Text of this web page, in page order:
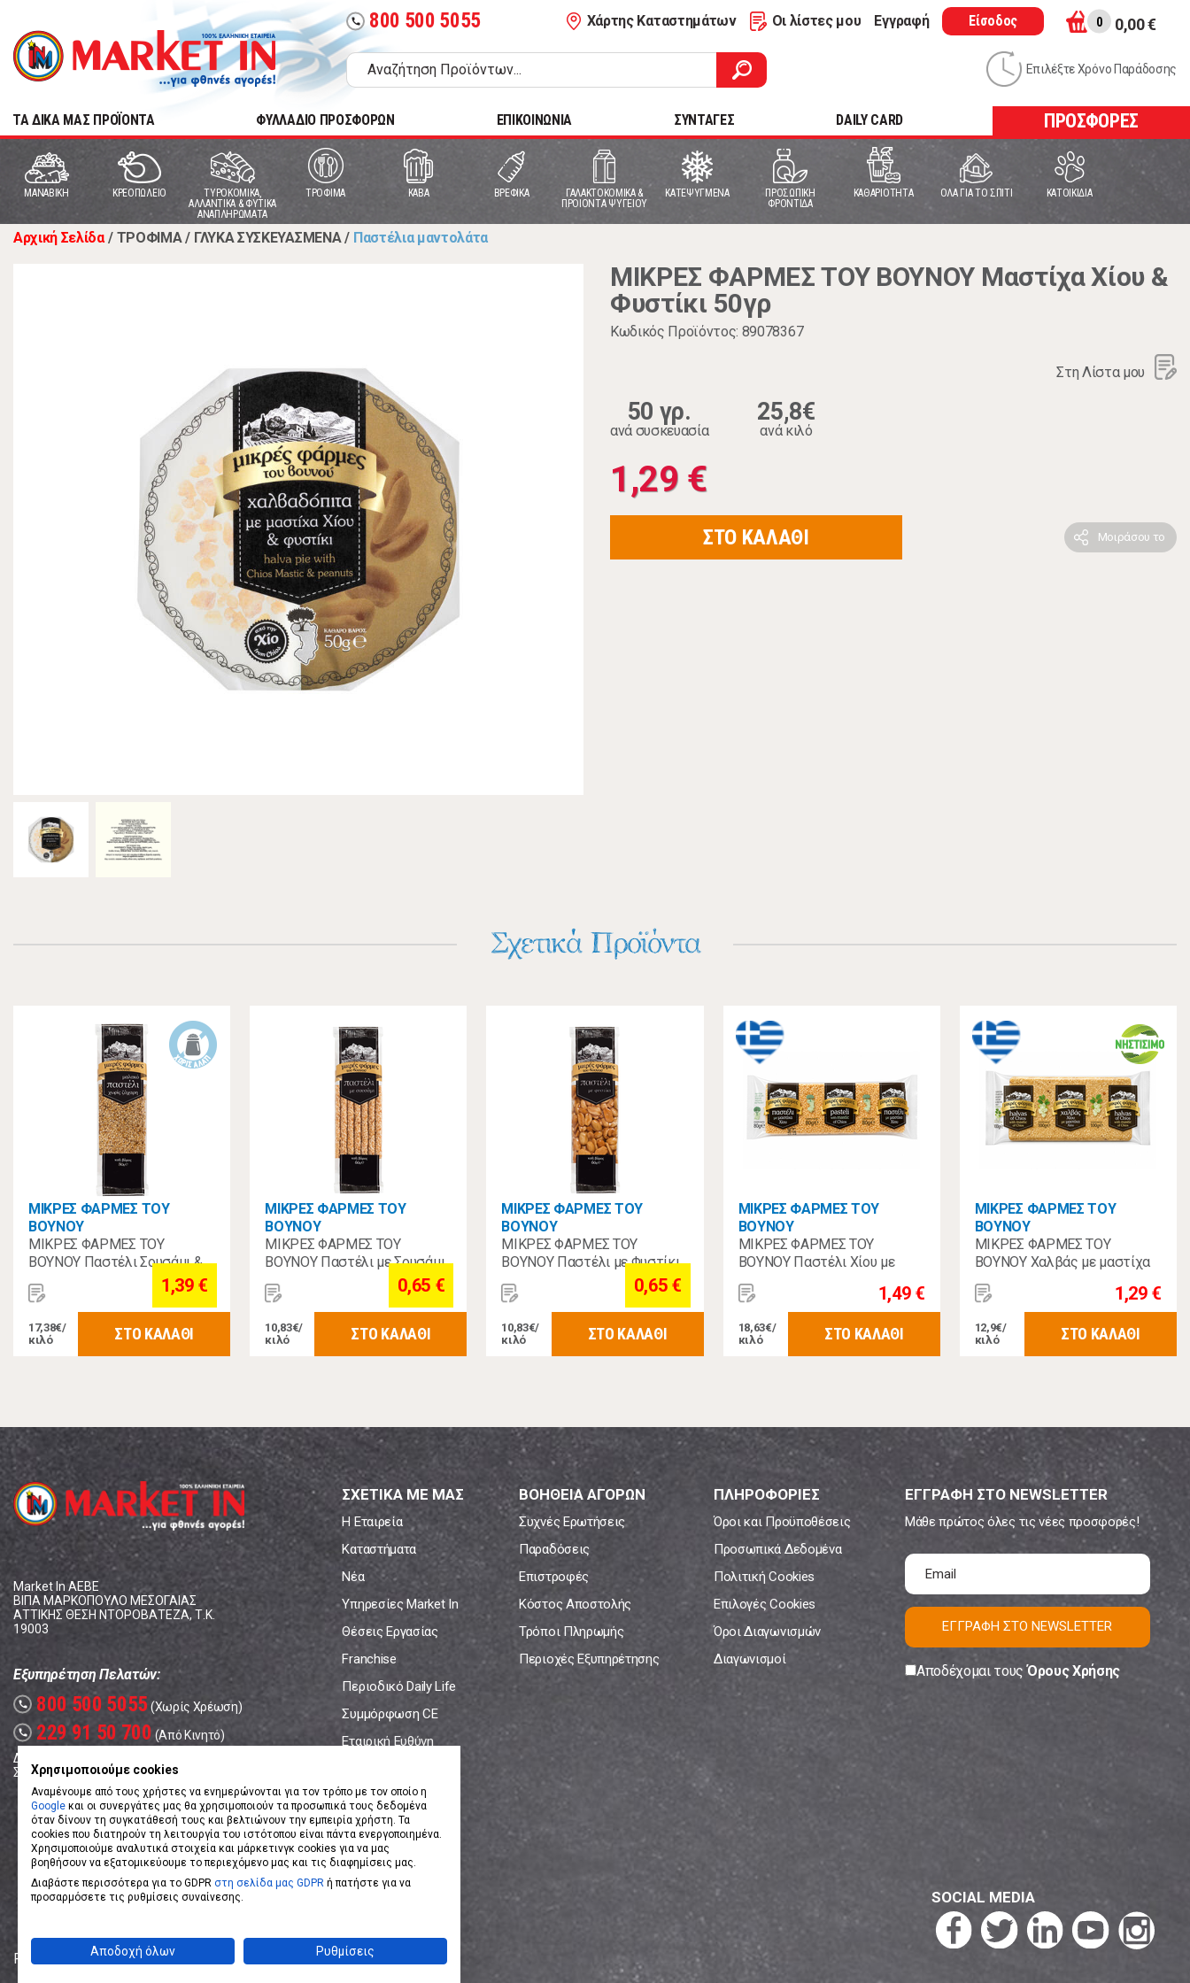
call 800 500 5055 Χάρτης Καταστημάτων Οι λίστες μου Εγγραφή Είσοδος 0 0,00 €
Επιλέξτε Χρόνο Παράδοσης
TA ΔΙΚΑ ΜΑΣ ΠΡΟΪΟΝΤΑ ΦΥΛΛΑΔΙΟ ΠΡΟΣΦΟΡΩΝ ΕΠΙΚΟΙΝΩΝΙΑ ΣΥΝΤΑΓΕΣ DAILY CARD ΠΡΟΣΦΟΡΕΣ
MANABIKH ΚΡΕΟΠΩΛΕΙΟ
ΤΥΡΟΚΟΜΙΚΑ,
ΑΛΛΑΝΤΙΚΑ & ΦΥΤΙΚΑ
ΑΝΑΠΛΗΡΩΜΑΤΑ
ΤΡΟΦΙΜΑ ΚΑΒΑ ΒΡΕΦΙΚΑ
ΓΑΛΑΚΤΟΚΟΜΙΚΑ &
ΠΡΟΙΟΝΤΑ ΨΥΓΕΙΟΥ
ΚΑΤΕΨΥΓΜΕΝΑ
ΠΡΟΣΩΠΙΚΗ
ΦΡΟΝΤΙΔΑ
ΚΑΘΑΡΙΟΤΗΤΑ ΟΛΑ ΓΙΑ ΤΟ ΣΠΙΤΙ ΚΑΤΟΙΚΙΔΙΑ
Αρχική Σελίδα / ΤΡΟΦΙΜΑ / ΓΛΥΚΑ ΣΥΣΚΕΥΑΣΜΕΝΑ / Παστέλια μαντολάτα
ΜΙΚΡΕΣ ΦΑΡΜΕΣ ΤΟΥ ΒΟΥΝΟΥ Μαστίχα Χίου &
Φυστίκι 50γρ
Κωδικός Προϊόντος: 89078367
Στη Λίστα μου
50 γρ.
ανά συσκευασία
25,8€
ανά κιλό
1,29 €
ΣΤΟ ΚΑΛΑΘΙ Μοιράσου το
Σχετικά Προϊόντα
ΜΙΚΡΕΣ ΦΑΡΜΕΣ ΤΟΥ
ΒΟΥΝΟΥ
ΜΙΚΡΕΣ ΦΑΡΜΕΣ ΤΟΥ
ΒΟΥΝΟΥ Παστέλι Σουσάμι &
Μέλι 80γρ
1,39 €
17,38€/
κιλό
ΣΤΟ ΚΑΛΑΘΙ
ΜΙΚΡΕΣ ΦΑΡΜΕΣ ΤΟΥ
ΒΟΥΝΟΥ
ΜΙΚΡΕΣ ΦΑΡΜΕΣ ΤΟΥ
ΒΟΥΝΟΥ Παστέλι με Σουσάμι
60γρ
0,65 €
10,83€/
κιλό
ΣΤΟ ΚΑΛΑΘΙ
ΜΙΚΡΕΣ ΦΑΡΜΕΣ ΤΟΥ
ΒΟΥΝΟΥ
ΜΙΚΡΕΣ ΦΑΡΜΕΣ ΤΟΥ
ΒΟΥΝΟΥ Παστέλι με Φυστίκι
60γρ
0,65 €
10,83€/
κιλό
ΣΤΟ ΚΑΛΑΘΙ
ΜΙΚΡΕΣ ΦΑΡΜΕΣ ΤΟΥ
ΒΟΥΝΟΥ
ΜΙΚΡΕΣ ΦΑΡΜΕΣ ΤΟΥ
ΒΟΥΝΟΥ Παστέλι Χίου με
Μαστίχα 80γρ.
1,49 €
18,63€/
κιλό
ΣΤΟ ΚΑΛΑΘΙ
ΜΙΚΡΕΣ ΦΑΡΜΕΣ ΤΟΥ
ΒΟΥΝΟΥ
ΜΙΚΡΕΣ ΦΑΡΜΕΣ ΤΟΥ
ΒΟΥΝΟΥ Χαλβάς με μαστίχα
Χίου 100gr
1,29 €
12,9€/
κιλό
ΣΤΟ ΚΑΛΑΘΙ
Market In ΑΕΒΕ
ΒΙΠΑ ΜΑΡΚΟΠΟΥΛΟ ΜΕΣΟΓΑΙΑΣ
ΑΤΤΙΚΗΣ ΘΕΣΗ ΝΤΟΡΟΒΑΤΕΖΑ, Τ.Κ.
19003
Εξυπηρέτηση Πελατών:
call 800 500 5055 (Χωρίς Χρέωση)
call 229 91 50 700 (Από Κινητό)
Δευτέρα - Παρασκευή: 08:00 - 17:00
Σάββατο: 08:00 – 14:00
ΣΧΕΤΙΚΑ ΜΕ ΜΑΣ
Η Εταιρεία
Καταστήματα
Νέα
Υπηρεσίες Market In
Θέσεις Εργασίας
Franchise
Περιοδικό Daily Life
Συμμόρφωση CE
Εταιρική Ευθύνη
ΒΟΗΘΕΙΑ ΑΓΟΡΩΝ
Συχνές Ερωτήσεις
Παραδόσεις
Επιστροφές
Κόστος Αποστολής
Τρόποι Πληρωμής
Περιοχές Εξυπηρέτησης
ΠΛΗΡΟΦΟΡΙΕΣ
Όροι και Προϋποθέσεις
Προσωπικά Δεδομένα
Πολιτική Cookies
Επιλογές Cookies
Όροι Διαγωνισμών
Διαγωνισμοί
ΕΓΓΡΑΦΗ ΣΤΟ NEWSLETTER
Μάθε πρώτος όλες τις νέες προσφορές!
ΕΓΓΡΑΦΗ ΣΤΟ NEWSLETTER
Αποδέχομαι τουςΌρους Χρήσης
SOCIAL MEDIA
Powered by eShopKeyDesigned by Koolmetrix
Χρησιμοποιούμε cookies
Αναμένουμε από τους χρήστες να ενημερώνονται για τον τρόπο με τον οποίο η
Google και οι συνεργάτες μας θα χρησιμοποιούν τα προσωπικά τους δεδομένα
όταν δίνουν τη συγκατάθεσή τους και βελτιώνουν την εμπειρία χρήστη. Τα
cookies που διατηρούν τη λειτουργία του ιστότοπου είναι πάντα ενεργοποιημένα.
Χρησιμοποιούμε αναλυτικά στοιχεία και μάρκετινγκ cookies για να μας
βοηθήσουν να εξατομικεύουμε το περιεχόμενο μας και τις διαφημίσεις μας.
Διαβάστε περισσότερα για το GDPR στη σελίδα μας GDPR ή πατήστε για να
προσαρμόσετε τις ρυθμίσεις συναίνεσης.
Αποδοχή όλων Ρυθμίσεις